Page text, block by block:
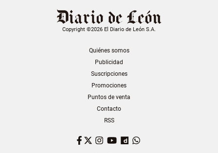
Copyright ©2026 El Diario de León S.A.
Quiénes somos
Publicidad
Suscripciones
Promociones
Puntos de venta
Contacto
RSS
Facebook
TwitterInstagram
YouTubeDailymotion